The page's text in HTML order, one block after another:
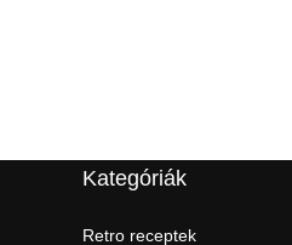
Kategóriák
Retro receptek